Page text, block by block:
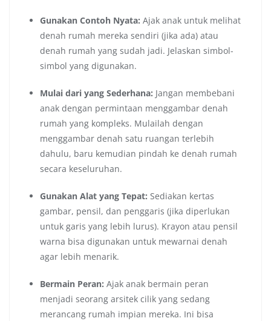
Gunakan Contoh Nyata: Ajak anak untuk melihat
denah rumah mereka sendiri (jika ada) atau
denah rumah yang sudah jadi. Jelaskan simbol-
simbol yang digunakan.
Mulai dari yang Sederhana: Jangan membebani
anak dengan permintaan menggambar denah
rumah yang kompleks. Mulailah dengan
menggambar denah satu ruangan terlebih
dahulu, baru kemudian pindah ke denah rumah
secara keseluruhan.
Gunakan Alat yang Tepat: Sediakan kertas
gambar, pensil, dan penggaris (jika diperlukan
untuk garis yang lebih lurus). Krayon atau pensil
warna bisa digunakan untuk mewarnai denah
agar lebih menarik.
Bermain Peran: Ajak anak bermain peran
menjadi seorang arsitek cilik yang sedang
merancang rumah impian mereka. Ini bisa